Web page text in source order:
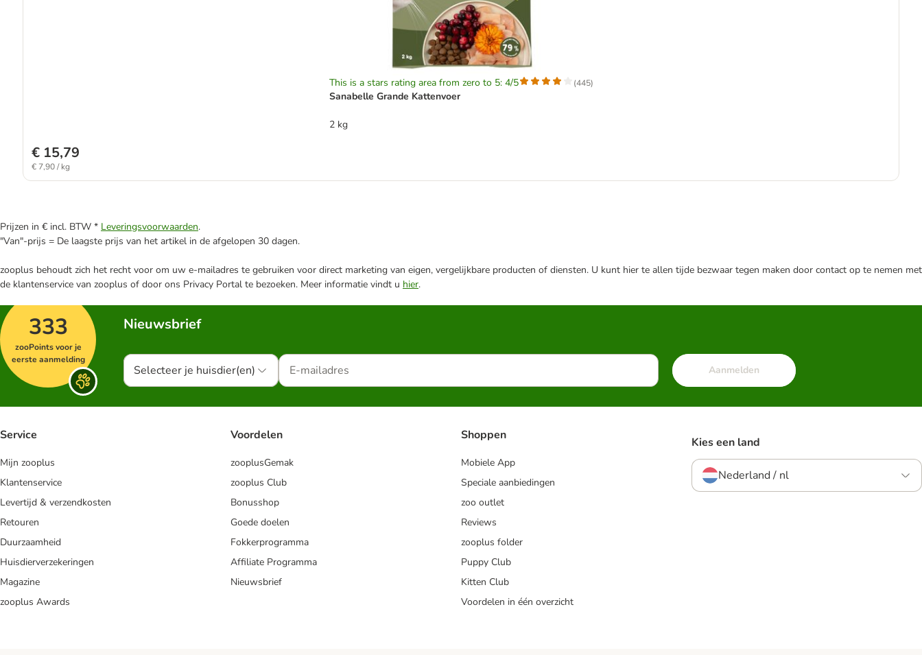
This is a stars rating area from zero to 5: 4/5 (445)
Sanabelle Grande Kattenvoer
2 kg
€ 15,79
€ 7,90 / kg
Prijzen in € incl. BTW * Leveringsvoorwaarden.
"Van"-prijs = De laagste prijs van het artikel in de afgelopen 30 dagen.
zooplus behoudt zich het recht voor om uw e-mailadres te gebruiken voor direct marketing van eigen, vergelijkbare producten of diensten. U kunt hier te allen tijde bezwaar tegen maken door contact op te nemen met
de klantenservice van zooplus of door ons Privacy Portal te bezoeken. Meer informatie vindt u hier.
333
zooPoints voor je
eerste aanmelding
Nieuwsbrief
Selecteer je huisdier(en) Aanmelden
Service
Mijn zooplus
Klantenservice
Levertijd & verzendkosten
Retouren
Duurzaamheid
Huisdierverzekeringen
Magazine
zooplus Awards
Voordelen
zooplusGemak
zooplus Club
Bonusshop
Goede doelen
Fokkerprogramma
Affiliate Programma
Nieuwsbrief
Shoppen
Mobiele App
Speciale aanbiedingen
zoo outlet
Reviews
zooplus folder
Puppy Club
Kitten Club
Voordelen in één overzicht
Kies een land
Nederland / nl